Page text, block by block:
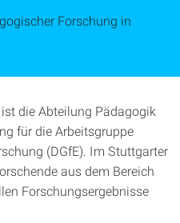
Forschung in
die Abteilung Pädagogik
für die Arbeitsgruppe
(DGfE). Im Stuttgarter
aus dem Bereich
Forschungsergebnisse